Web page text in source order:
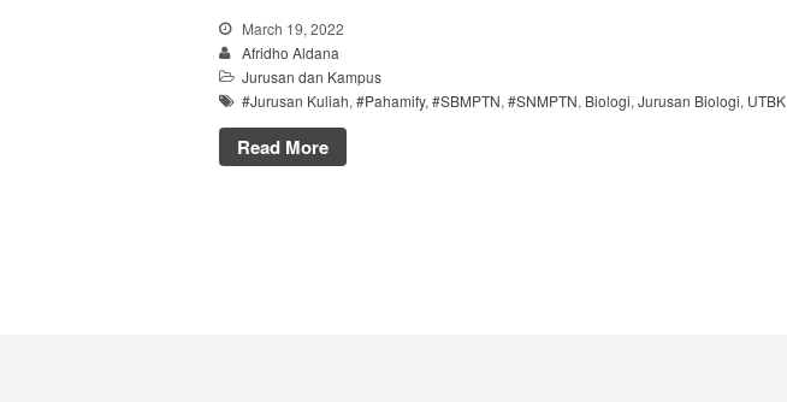
March 19, 2022
Afridho Aldana
Jurusan dan Kampus
#Jurusan Kuliah, #Pahamify, #SBMPTN, #SNMPTN, Biologi, Jurusan Biologi, UTBK
Read More